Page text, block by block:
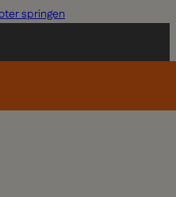
springen